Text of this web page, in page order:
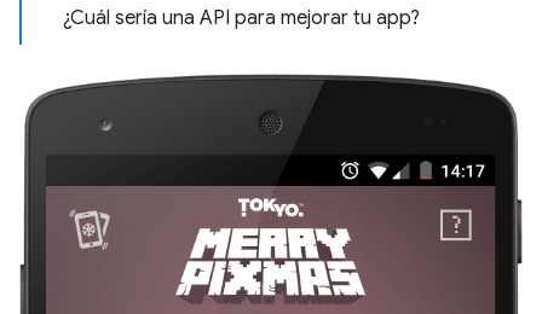
¿Cuál sería una API para mejorar tu app?